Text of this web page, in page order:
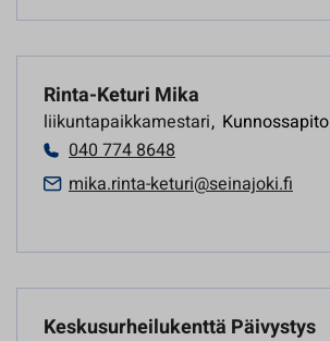
Rinta-Keturi Mika
liikuntapaikkamestari, Kunnossapito
040 774 8648
mika.rinta-keturi@seinajoki.fi
Keskusurheilukenttä Päivystys